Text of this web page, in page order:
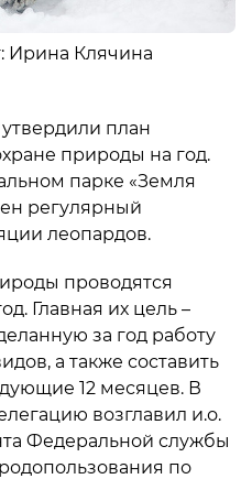
Ирина Клячина
план
природы на год.
парке «Земля
регулярный
леопардов.
проводятся
Главная их цель –
за год работу
а также составить
12 месяцев. В
возглавил и.о.
Федеральной службы
по